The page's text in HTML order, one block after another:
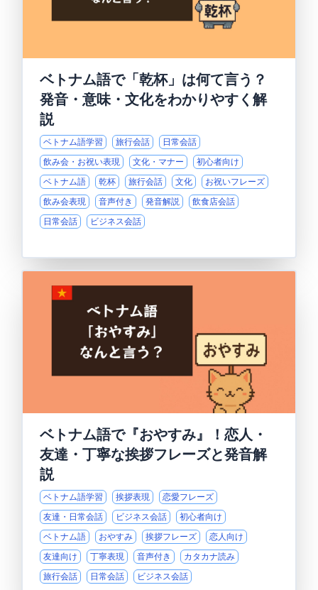
ベトナム語で「乾杯」は何て言う？
発音・意味・文化をわかりやすく解
説
ベトナム語学習 旅行会話
日常会話
飲み会・お祝い表現
文化・マナー
初心者向け
ベトナム語
乾杯 旅行会話 文化
お祝いフレーズ
飲み会表現
音声付き 発音解説
飲食店会話
日常会話
ビジネス会話
ベトナム語で『おやすみ』！恋人・
友達・丁寧な挨拶フレーズと発音解
説
ベトナム語学習 挨拶表現
恋愛フレーズ
友達・日常会話
ビジネス会話
初心者向け
ベトナム語
おやすみ 挨拶フレーズ
恋人向け
友達向け
丁寧表現 音声付き
カタカナ読み
旅行会話
日常会話 ビジネス会話